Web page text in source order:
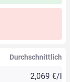
Durchschnittlich
2,069 €/l